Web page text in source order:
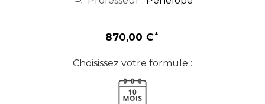
870,00 €
Choisissez votre formule :